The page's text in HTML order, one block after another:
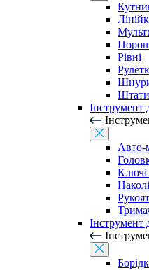
Рівні
Шнури
Інструмент
Авто-
Ключі
Інструмент